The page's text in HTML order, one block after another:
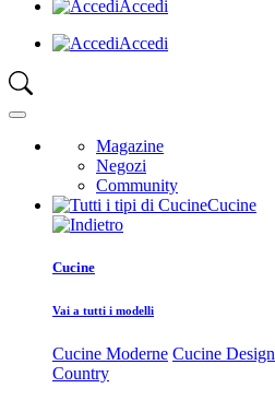
Accedi
Accedi
Magazine
Negozi
Community
Cucine
Cucine
Vai a tutti i modelli
Cucine Moderne Cucine Design
Country